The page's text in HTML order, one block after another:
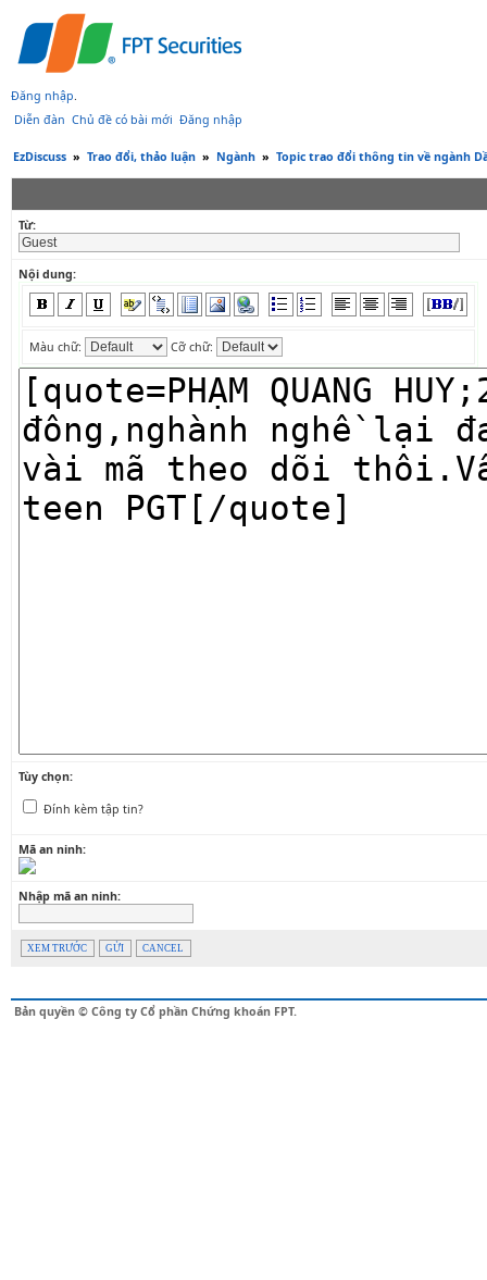
Đăng nhập.
Diễn đàn Chủ đề có bài mới Đăng nhập
EzDiscuss » Trao đổi, thảo luận » Ngành » Topic trao đổi thông tin về ngành
Từ:
Nội dung:
Màu chữ: Cỡ chữ:
Tùy chọn:
Đính kèm tập tin?
Mã an ninh:
Nhập mã an ninh:
XEM TRƯỚC GỬI CANCEL
Bản quyền © Công ty Cổ phần Chứng khoán FPT.